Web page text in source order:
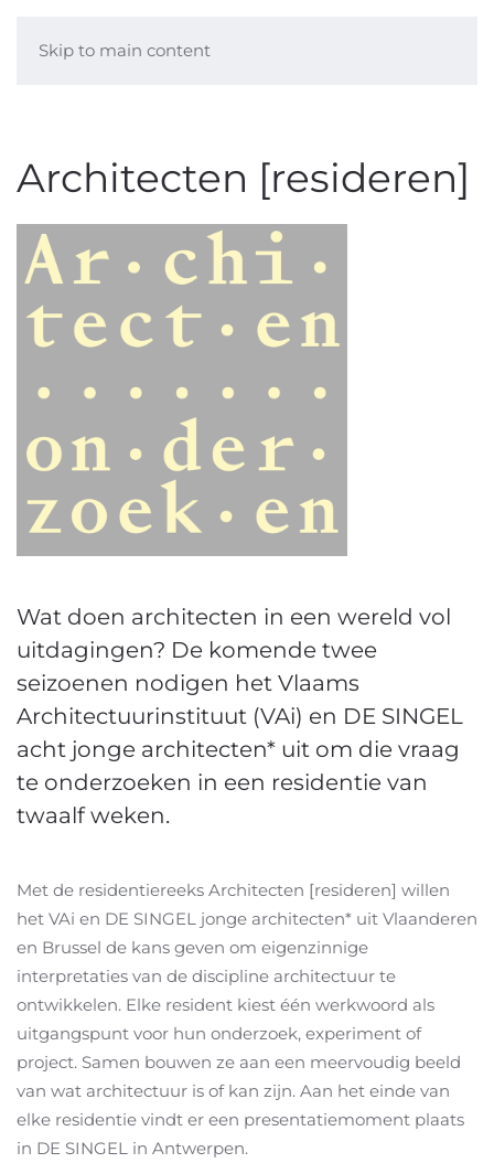
Skip to main content
Architecten [resideren]
Wat doen architecten in een wereld vol
uitdagingen? De komende twee
seizoenen nodigen het Vlaams
Architectuurinstituut (VAi) en DE SINGEL
acht jonge architecten* uit om die vraag
te onderzoeken in een residentie van
twaalf weken.
Met de residentiereeks Architecten [resideren] willen
het VAi en DE SINGEL jonge architecten* uit Vlaanderen
en Brussel de kans geven om eigenzinnige
interpretaties van de discipline architectuur te
ontwikkelen. Elke resident kiest één werkwoord als
uitgangspunt voor hun onderzoek, experiment of
project. Samen bouwen ze aan een meervoudig beeld
van wat architectuur is of kan zijn. Aan het einde van
elke residentie vindt er een presentatiemoment plaats
in DE SINGEL in Antwerpen.